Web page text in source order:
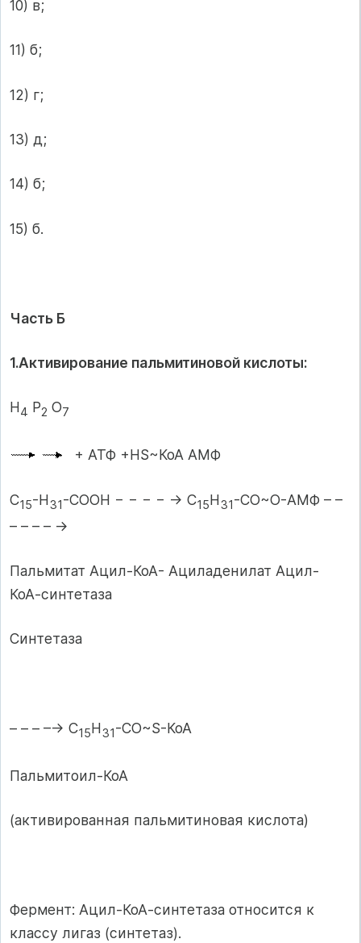
10) в;
11) б;
12) г;
13) д;
14) б;
15) б.
Часть Б
1.Активирование пальмитиновой кислоты:
Н4 Р2 О7
+ АТФ +НS~КоА АМФ
С15-Н31-СООН − − − − → С15Н31-СO~О-АМФ – –
– – – – →
Пальмитат Ацил-КоА- Ациладенилат Ацил-
КоА-синтетаза
Синтетаза
– – – –→ С15Н31-СO~S-КоА
Пальмитоил-КоА
(активированная пальмитиновая кислота)
Фермент: Ацил-КоА-синтетаза относится к
классу лигаз (синтетаз).